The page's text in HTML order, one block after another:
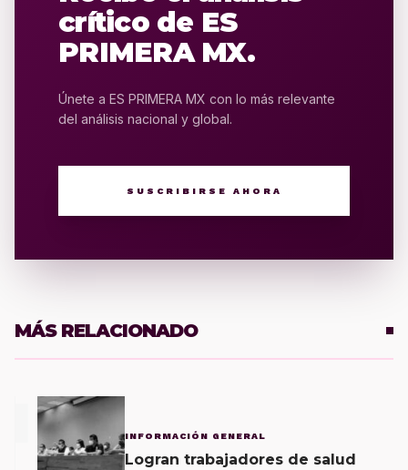
crítico de ES
PRIMERA MX.
Únete a ES PRIMERA MX con lo más relevante
del análisis nacional y global.
SUSCRIBIRSE AHORA
MÁS RELACIONADO
INFORMACIÓN GENERAL
Logran trabajadores de salud